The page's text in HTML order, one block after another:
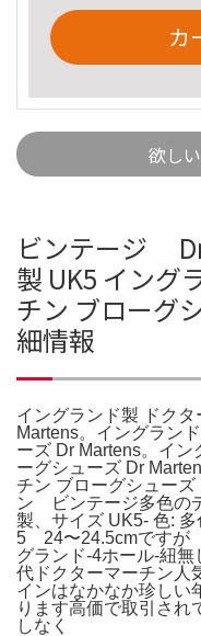
カ
欲し
ビンテージ
製 UK5 イング
チン ブローグ
細情報
イングランド製 ドク
Martens。イングラン
ーズ Dr Martens。イン
ーグシューズ Dr
チン ブローグシュー
ン ビンテージ多色の
製、サイズ UK5- 色:
5 24〜24.5cmですが
グランド-4ホール-紐
代ドクターマーチン人
インはなかなか珍しい
ります高価で取引され
しなく